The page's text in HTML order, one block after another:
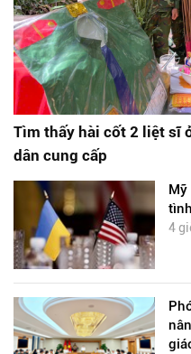
Tìm thấy hài cốt 2 liệt sĩ
dân cung cấp
4